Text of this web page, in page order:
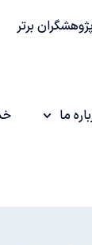
پژوهشگران برتر
ما